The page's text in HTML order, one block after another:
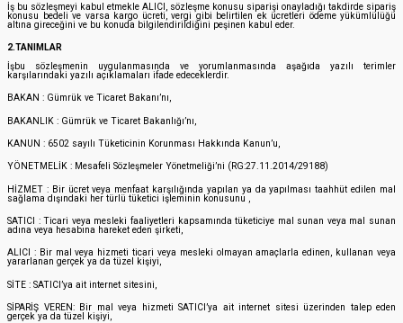
İş bu sözleşmeyi kabul etmekle ALICI, sözleşme konusu siparişi onayladığı takdirde sipariş
konusu bedeli ve varsa kargo ücreti, vergi gibi belirtilen ek ücretleri ödeme yükümlülüğü
altına gireceğini ve bu konuda bilgilendirildiğini peşinen kabul eder.
2.TANIMLAR
İşbu sözleşmenin uygulanmasında ve yorumlanmasında aşağıda yazılı terimler
karşılarındaki yazılı açıklamaları ifade edeceklerdir.
BAKAN : Gümrük ve Ticaret Bakanı’nı,
BAKANLIK : Gümrük ve Ticaret Bakanlığı’nı,
KANUN : 6502 sayılı Tüketicinin Korunması Hakkında Kanun’u,
YÖNETMELİK : Mesafeli Sözleşmeler Yönetmeliği’ni (RG:27.11.2014/29188)
HİZMET : Bir ücret veya menfaat karşılığında yapılan ya da yapılması taahhüt edilen mal
sağlama dışındaki her türlü tüketici işleminin konusunu ,
SATICI : Ticari veya mesleki faaliyetleri kapsamında tüketiciye mal sunan veya mal sunan
adına veya hesabına hareket eden şirketi,
ALICI : Bir mal veya hizmeti ticari veya mesleki olmayan amaçlarla edinen, kullanan veya
yararlanan gerçek ya da tüzel kişiyi,
SİTE : SATICI’ya ait internet sitesini,
SİPARİŞ VEREN: Bir mal veya hizmeti SATICI’ya ait internet sitesi üzerinden talep eden
gerçek ya da tüzel kişiyi,